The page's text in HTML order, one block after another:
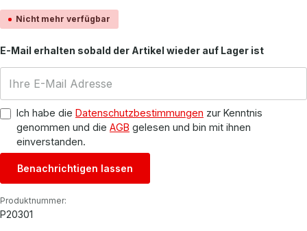
Nicht mehr verfügbar
E-Mail erhalten sobald der Artikel wieder auf Lager ist
Ich habe die Datenschutzbestimmungen zur Kenntnis
genommen und die AGB gelesen und bin mit ihnen
einverstanden.
Benachrichtigen lassen
Produktnummer:
P20301